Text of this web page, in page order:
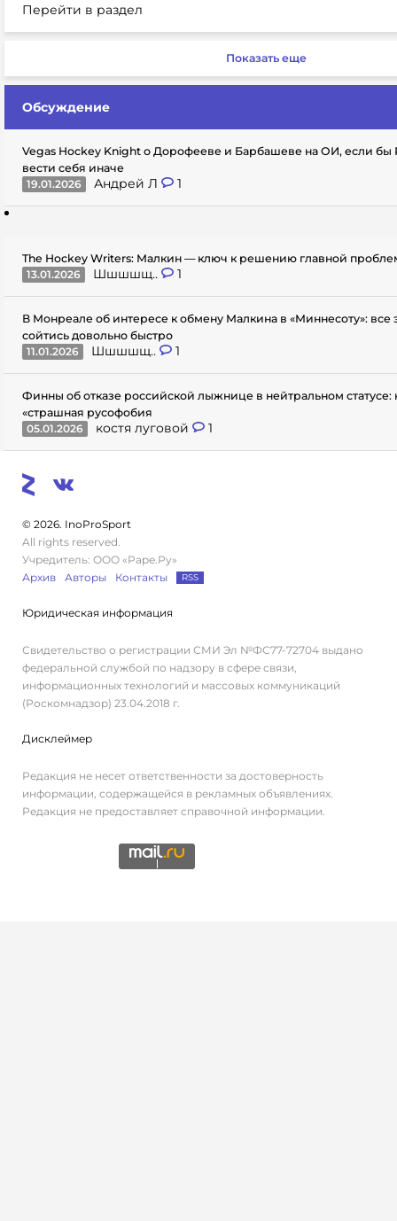
Перейти в раздел
Показать еще
Обсуждение
Vegas Hockey Knight о Дорофееве и Барбашеве на ОИ, если бы
вести себя иначе
19.01.2026
Андрей Л 1
The Hockey Writers: Малкин — ключ к решению главной
13.01.2026
Шшшшщ.. 1
В Монреале об интересе к обмену Малкина в «Миннесоту»: все
сойтись довольно быстро
11.01.2026
Шшшшщ.. 1
Финны об отказе российской лыжнице в нейтральном статусе:
«страшная русофобия
05.01.2026
костя луговой 1
© 2026. InoProSport
All rights reserved.
Учредитель: ООО «Раре.Ру»
Архив
Авторы Контакты RSS
Юридическая информация
Свидетельство о регистрации СМИ Эл №ФС77-72704 выдано
федеральной службой по надзору в сфере связи,
информационных технологий и массовых коммуникаций
(Роскомнадзор) 23.04.2018 г.
Дисклеймер
Редакция не несет ответственности за достоверность
информации, содержащейся в рекламных объявлениях.
Редакция не предоставляет справочной информации.